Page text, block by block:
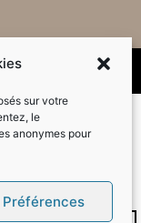
sur votre
le
anonymes pour
Préférences